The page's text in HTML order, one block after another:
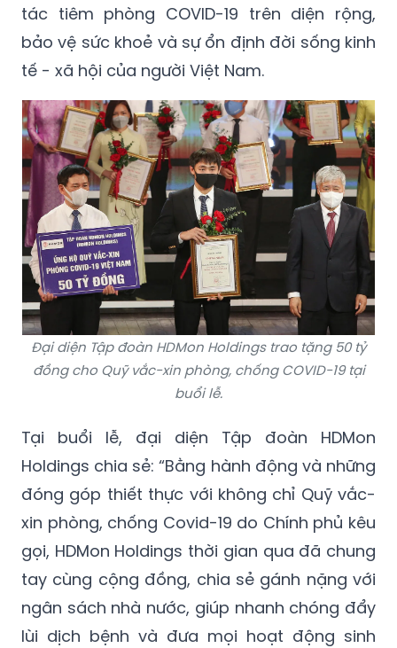
tác tiêm phòng COVID-19 trên diện rộng,
bảo vệ sức khoẻ và sự ổn định đời sống kinh
tế - xã hội của người Việt Nam.
Đại diện Tập đoàn HDMon Holdings trao tặng 50 tỷ
đồng cho Quỹ vắc-xin phòng, chống COVID-19 tại
buổi lễ.
Tại buổi lễ, đại diện Tập đoàn HDMon
Holdings chia sẻ: “Bằng hành động và những
đóng góp thiết thực với không chỉ Quỹ vắc-
xin phòng, chống Covid-19 do Chính phủ kêu
gọi, HDMon Holdings thời gian qua đã chung
tay cùng cộng đồng, chia sẻ gánh nặng với
ngân sách nhà nước, giúp nhanh chóng đẩy
lùi dịch bệnh và đưa mọi hoạt động sinh